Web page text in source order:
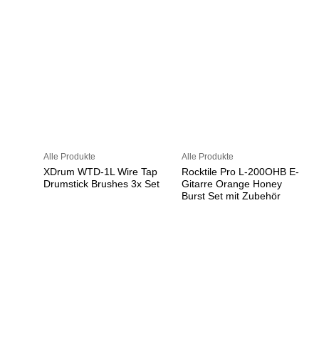
Alle Produkte
XDrum WTD-1L Wire Tap
Drumstick Brushes 3x Set
Alle Produkte
Rocktile Pro L-200OHB E-
Gitarre Orange Honey
Burst Set mit Zubehör